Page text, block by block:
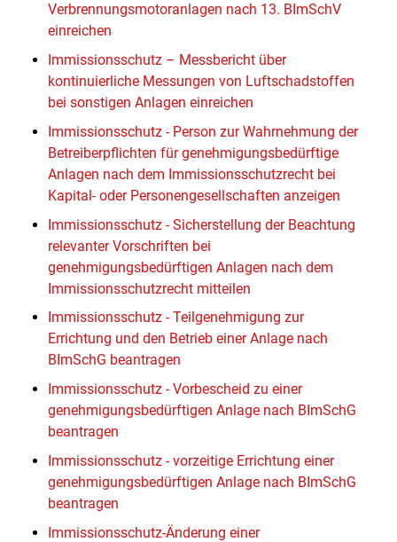
Verbrennungsmotoranlagen nach 13. BImSchV
einreichen
Immissionsschutz – Messbericht über
kontinuierliche Messungen von Luftschadstoffen
bei sonstigen Anlagen einreichen
Immissionsschutz - Person zur Wahrnehmung der
Betreiberpflichten für genehmigungsbedürftige
Anlagen nach dem Immissionsschutzrecht bei
Kapital- oder Personengesellschaften anzeigen
Immissionsschutz - Sicherstellung der Beachtung
relevanter Vorschriften bei
genehmigungsbedürftigen Anlagen nach dem
Immissionsschutzrecht mitteilen
Immissionsschutz - Teilgenehmigung zur
Errichtung und den Betrieb einer Anlage nach
BImSchG beantragen
Immissionsschutz - Vorbescheid zu einer
genehmigungsbedürftigen Anlage nach BImSchG
beantragen
Immissionsschutz - vorzeitige Errichtung einer
genehmigungsbedürftigen Anlage nach BImSchG
beantragen
Immissionsschutz-Änderung einer